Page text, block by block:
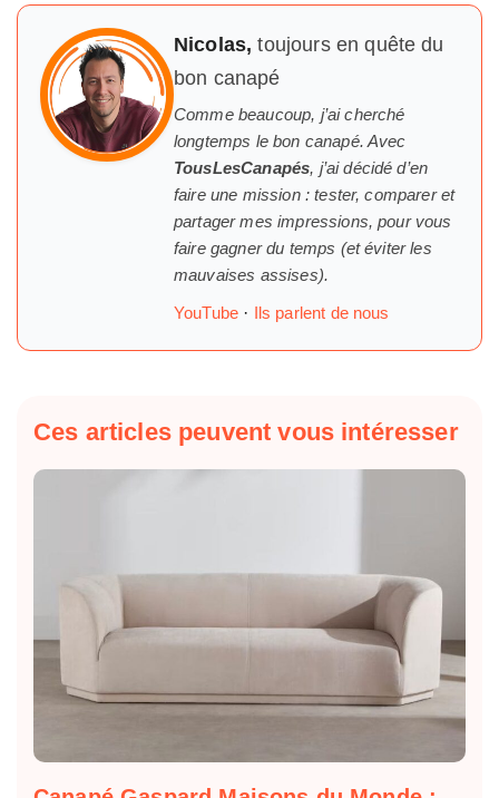
Nicolas,toujours en quête du
bon canapé
Comme beaucoup, j’ai cherché
longtemps lebon canapé. Avec
TousLesCanapés, j’ai décidé d’en
faire une mission : tester, comparer et
partager mes impressions, pour vous
faire gagner du temps (et éviter les
mauvaises assises).
YouTube · Ils parlent de nous
Ces articles peuvent vous intéresser